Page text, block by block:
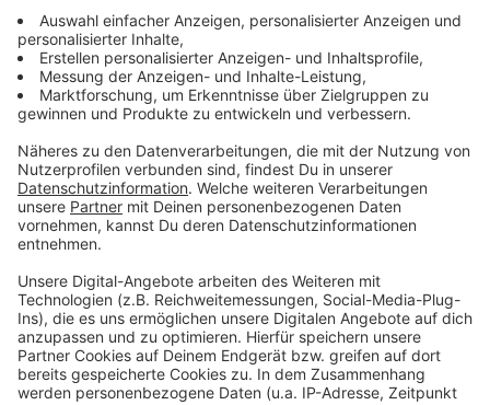
Weitere Infos und Links zum Thema:
Anzeige
So haben wir bereits berichtet:
Der Zeitplan für die städtischen Baumaßnahmen auf
der Friedrichstraße:
Weitere Baustelle im Umfeld der Friedrichstraße:
Anzeige